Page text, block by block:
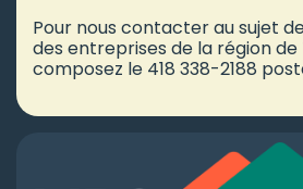
Pour nous contacter au sujet
des entreprises de la région
composez le 418 338-2188